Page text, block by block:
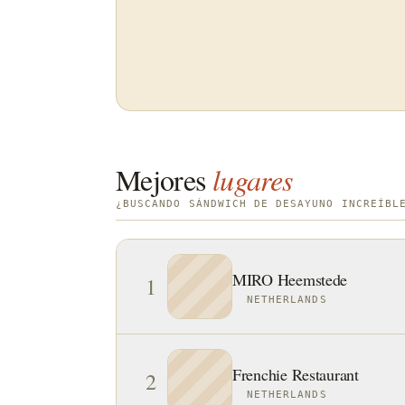
Mejores lugares
¿BUSCANDO SÁNDWICH DE DESAYUNO
1 MIRO Heemstede
NETHERLANDS
2 Frenchie Restaurant
NETHERLANDS